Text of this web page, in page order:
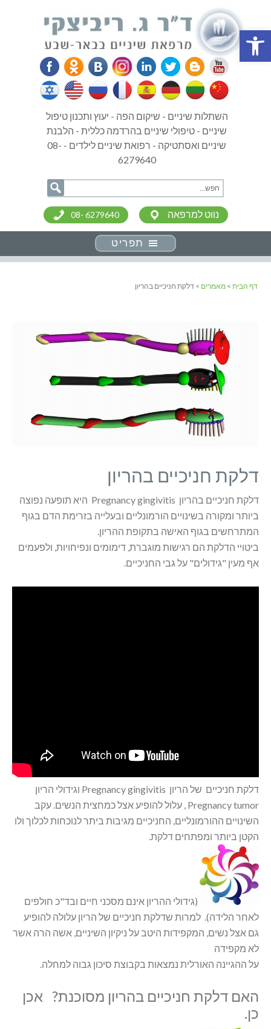
פתח סרגל נגישות
השתלות שיניים - שיקום הפה - יעוץ ותכנון טיפול
שיניים - טיפולי שיניים בהרדמה כללית - הלבנת
שיניים ואסתטיקה - רפואת שיניים לילדים - 08-
6279640
08- 6279640 נווט למרפאה
תפריט
דף הבית > מאמרים > דלקת חניכיים בהריון
דלקת חניכיים בהריון
דלקת חניכיים בהריון Pregnancy gingivitis היא תופעה נפוצה
ביותר ומקורה בשינויים הורמונליים ובעלייה בזרימת הדם בגוף
המתרחשים בגוף האישה בתקופת ההריון.
ביטויי הדלקת הם רגישות מוגברת, דימומים ונפיחויות, ולפעמים
אף מעין "גידולים" על גבי החניכיים.
דלקת חניכיים של הריון Pregnancy gingivitis וגידולי הריון
Pregnancy tumor , עלול להופיע אצל כמחצית הנשים. עקב
השינויים ההורמונליים, החניכיים מגיבות ביתר לנוכחות לכלוך ולו
הקטן ביותר ומפתחים דלקת.
(גידולי ההריון אינם מסכני חיים ובד"כ חולפים
לאחר הלידה). למרות שדלקת חניכיים של הריון עלולה להופיע
גם אצל נשים, המקפידות היטב על ניקיון השיניים, אשה הרה אשר
לא מקפידה
על ההגיינה האורלית נמצאות בקבוצת סיכון גבוה למחלה.
האם דלקת חניכיים בהריון מסוכנת? אכן
כן.